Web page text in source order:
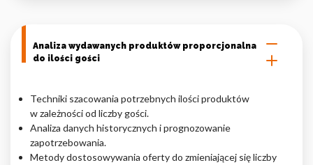
Analiza wydawanych produktów proporcjonalna
do ilości gości
Techniki szacowania potrzebnych ilości produktów
w zależności od liczby gości.
Analiza danych historycznych i prognozowanie
zapotrzebowania.
Metody dostosowywania oferty do zmieniającej się liczby